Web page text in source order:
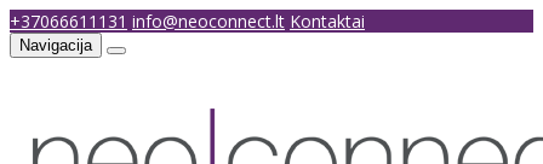
+37066611131 info@neoconnect.lt Kontaktai
Navigacija